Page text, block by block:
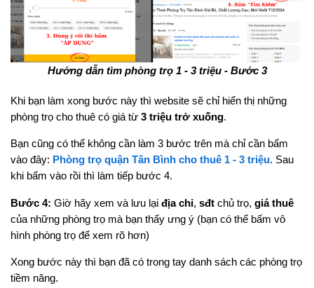
Hướng dẫn tìm phòng trọ 1 - 3 triệu - Bước 3
Khi bạn làm xong bước này thì website sẽ chỉ hiển thị những
phòng trọ cho thuê có giá từ 3 triệu trở xuống.
Bạn cũng có thể không cần làm 3 bước trên mà chỉ cần bấm
vào đây: Phòng trọ quận Tân Bình cho thuê 1 - 3 triệu. Sau
khi bấm vào rồi thì làm tiếp bước 4.
Bước 4: Giờ hãy xem và lưu lại địa chỉ, sđt chủ trọ, giá thuê
của những phòng trọ mà bạn thấy ưng ý (bạn có thể bấm vô
hình phòng trọ để xem rõ hơn)
Xong bước này thì bạn đã có trong tay danh sách các phòng trọ
tiềm năng.